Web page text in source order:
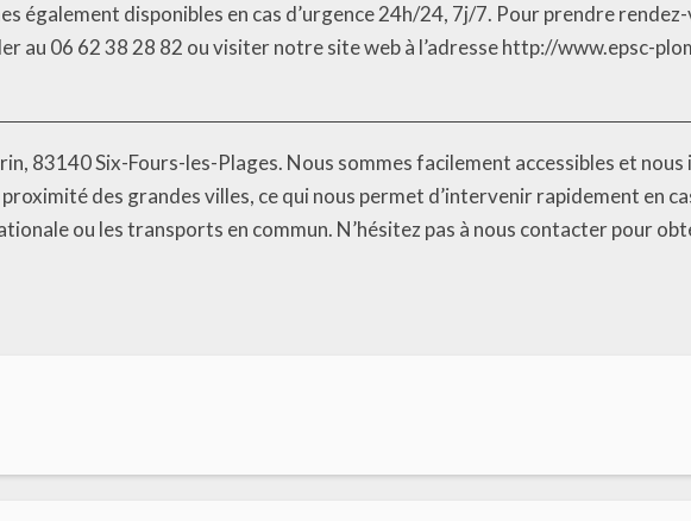
également disponibles en cas d’urgence 24h/24, 7j/7. Pour prendre
au 06 62 38 28 82 ou visiter notre site web à l’adresse http://www.epsc-
83140 Six-Fours-les-Plages. Nous sommes facilement accessibles et
des grandes villes, ce qui nous permet d’intervenir rapidement en
ou les transports en commun. N’hésitez pas à nous contacter pour